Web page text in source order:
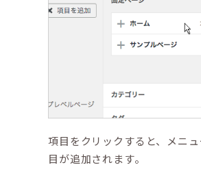
項目をクリックすると、メニ
目が追加されます。